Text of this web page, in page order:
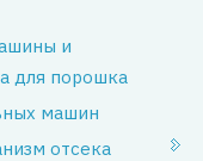
и
для порошка
машин
отсека